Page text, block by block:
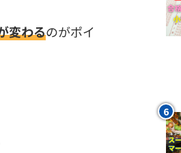
変わるのがポイ